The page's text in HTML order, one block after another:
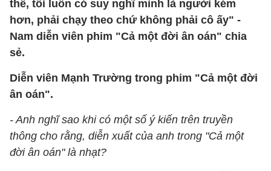
thế, tôi luôn có suy nghĩ mình là người kém
hơn, phải chạy theo chứ không phải cô ấy" -
Nam diễn viên phim "Cả một đời ân oán" chia
sẻ.
Diễn viên Mạnh Trường trong phim "Cả một đời
ân oán".
- Anh nghĩ sao khi có một số ý kiến trên truyền
thông cho rằng, diễn xuất của anh trong "Cả một
đời ân oán" là nhạt?